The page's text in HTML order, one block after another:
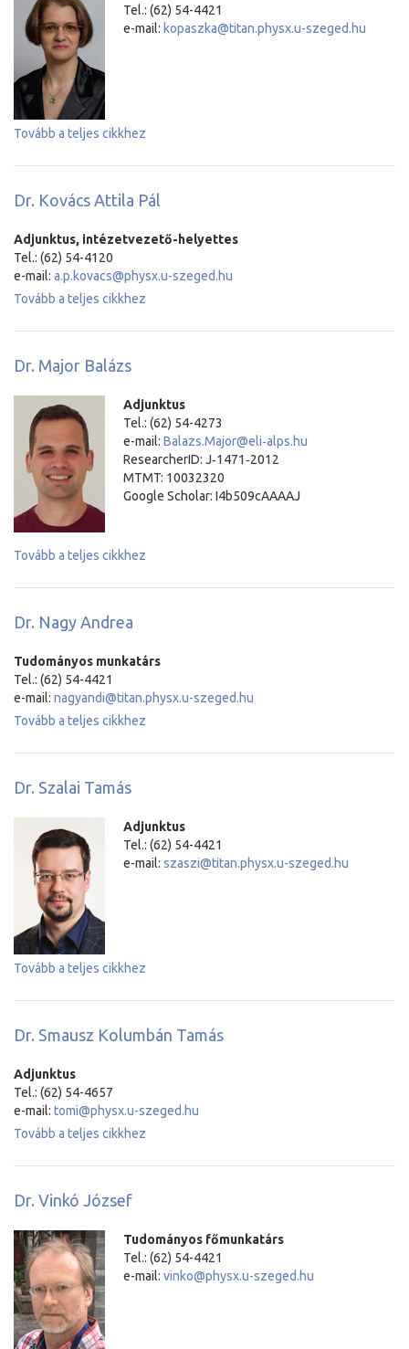
Tel.: (62) 54-4421
e-mail: kopaszka@titan.physx.u-szeged.hu
Tovább a teljes cikkhez
Dr. Kovács Attila Pál
Adjunktus, intézetvezető-helyettes
Tel.: (62) 54-4120
e-mail: a.p.kovacs@physx.u-szeged.hu
Tovább a teljes cikkhez
Dr. Major Balázs
Adjunktus
Tel.: (62) 54-4273
e-mail: Balazs.Major@eli‐alps.hu
ResearcherID: J‐1471‐2012
MTMT: 10032320
Google Scholar: I4b509cAAAAJ
Tovább a teljes cikkhez
Dr. Nagy Andrea
Tudományos munkatárs
Tel.: (62) 54-4421
e-mail: nagyandi@titan.physx.u-szeged.hu
Tovább a teljes cikkhez
Dr. Szalai Tamás
Adjunktus
Tel.: (62) 54-4421
e-mail: szaszi@titan.physx.u-szeged.hu
Tovább a teljes cikkhez
Dr. Smausz Kolumbán Tamás
Adjunktus
Tel.: (62) 54-4657
e-mail: tomi@physx.u-szeged.hu
Tovább a teljes cikkhez
Dr. Vinkó József
Tudományos főmunkatárs
Tel.: (62) 54-4421
e-mail: vinko@physx.u-szeged.hu